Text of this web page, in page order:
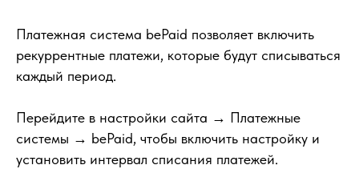
Платежная система bePaid позволяет включить
рекуррентные платежи, которые будут списываться
каждый период.
Перейдите в настройки сайта → Платежные
системы → bePaid, чтобы включить настройку и
установить интервал списания платежей.